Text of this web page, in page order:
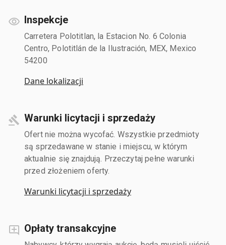
Inspekcje
Carretera Polotitlan, la Estacion No. 6 Colonia
Centro, Polotitlán de la Ilustración, MEX, Mexico
54200
Dane lokalizacji
Warunki licytacji i sprzedaży
Ofert nie można wycofać. Wszystkie przedmioty
są sprzedawane w stanie i miejscu, w którym
aktualnie się znajdują. Przeczytaj pełne warunki
przed złożeniem oferty.
Warunki licytacji i sprzedaży
Opłaty transakcyjne